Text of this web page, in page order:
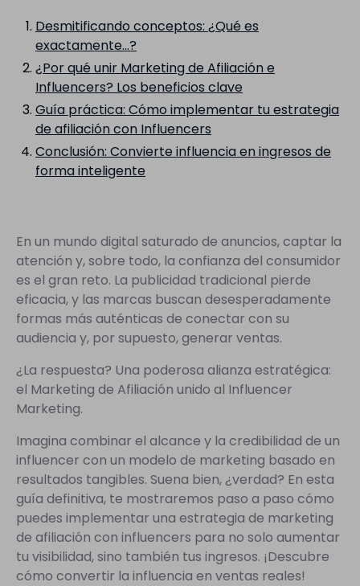
Desmitificando conceptos: ¿Qué es
exactamente...?
¿Por qué unir Marketing de Afiliación e
Influencers? Los beneficios clave
Guía práctica: Cómo implementar tu estrategia
de afiliación con Influencers
Conclusión: Convierte influencia en ingresos de
forma inteligente
En un mundo digital saturado de anuncios, captar la
atención y, sobre todo, la confianza del consumidor
es el gran reto. La publicidad tradicional pierde
eficacia, y las marcas buscan desesperadamente
formas más auténticas de conectar con su
audiencia y, por supuesto, generar ventas.
¿La respuesta? Una poderosa alianza estratégica:
el Marketing de Afiliación unido al Influencer
Marketing.
Imagina combinar el alcance y la credibilidad de un
influencer con un modelo de marketing basado en
resultados tangibles. Suena bien, ¿verdad? En esta
guía definitiva, te mostraremos paso a paso cómo
puedes implementar una estrategia de marketing
de afiliación con influencers para no solo aumentar
tu visibilidad, sino también tus ingresos. ¡Descubre
cómo convertir la influencia en ventas reales!